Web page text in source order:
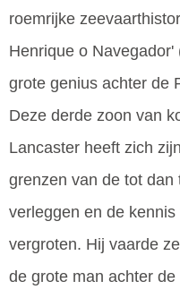
roemrijke
Henrique o
grote genius achter de
Deze derde zoon van
Lancaster heeft zich
grenzen van de tot
verleggen en de
vergroten. Hij vaarde
de grote man achter